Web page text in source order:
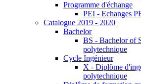
Programme d'échange
PEI - Echanges
Catalogue 2019 - 2020
Bachelor
BS - Bachelor of
polytechnique
Cycle Ingénieur
X - Diplôme
polytechnique